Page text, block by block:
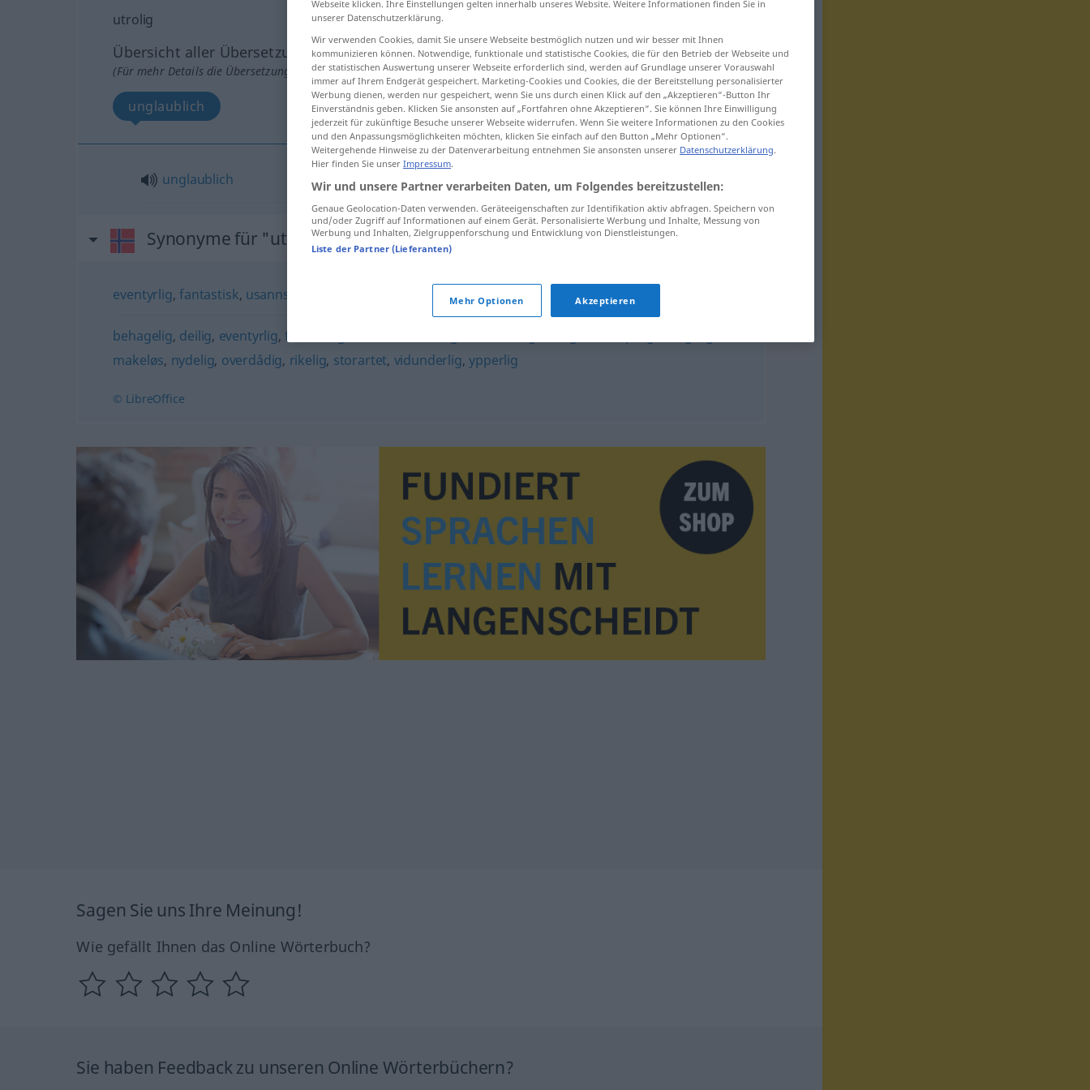
utrolig
Übersicht aller Übersetzungen
(Für mehr Details die Übersetzung anklicken/antippen)
unglaublich
unglaublich utrolig
Synonyme für "utrolig"
eventyrlig,fantastisk, usannsynlig
behagelig, deilig, eventyrlig,fabelaktig
makeløs, nydelig, overdådig, rikelig, storartet, vidunderlig,ypperlig
© LibreOffice
Sagen Sie uns Ihre Meinung!
Wie gefällt Ihnen das Online Wörterbuch?
Sie haben Feedback zu unseren Online Wörterbüchern?
Webseite klicken. Ihre Einstellungen gelten innerhalb unseres Website. Weitere Informationen finden Sie in
unserer Datenschutzerklärung.
Wir verwenden Cookies, damit Sie unsere Webseite bestmöglich nutzen und wir besser mit Ihnen
kommunizieren können. Notwendige, funktionale und statistische Cookies, die für den Betrieb der Webseite und
der statistischen Auswertung unserer Webseite erforderlich sind, werden auf Grundlage unserer Vorauswahl
immer auf Ihrem Endgerät gespeichert. Marketing-Cookies und Cookies, die der Bereitstellung personalisierter
Werbung dienen, werden nur gespeichert, wenn Sie uns durch einen Klick auf den „Akzeptieren“-Button Ihr
Einverständnis geben. Klicken Sie ansonsten auf „Fortfahren ohne Akzeptieren“. Sie können Ihre Einwilligung
jederzeit für zukünftige Besuche unserer Webseite widerrufen. Wenn Sie weitere Informationen zu den Cookies
und den Anpassungsmöglichkeiten möchten, klicken Sie einfach auf den Button „Mehr Optionen“.
Weitergehende Hinweise zu der Datenverarbeitung entnehmen Sie ansonsten unserer Datenschutzerklärung.
Hier finden Sie unser Impressum.
Wir und unsere Partner verarbeiten Daten, um Folgendes bereitzustellen:
Genaue Geolocation-Daten verwenden. Geräteeigenschaften zur Identifikation aktiv abfragen. Speichern von
und/oder Zugriff auf Informationen auf einem Gerät. Personalisierte Werbung und Inhalte, Messung von
Werbung und Inhalten, Zielgruppenforschung und Entwicklung von Dienstleistungen.
Liste der Partner (Lieferanten)
Mehr Optionen Akzeptieren